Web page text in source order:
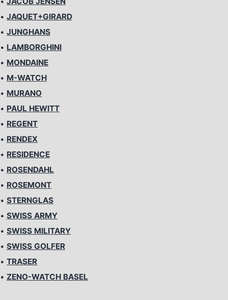
• JAQUET+GIRARD
• JUNGHANS
• LAMBORGHINI
• MONDAINE
• M-WATCH
• MURANO
• PAUL HEWITT
• REGENT
• RENDEX
• RESIDENCE
• ROSENDAHL
• ROSEMONT
• STERNGLAS
• SWISS ARMY
• SWISS MILITARY
• SWISS GOLFER
• TRASER
• ZENO-WATCH BASEL